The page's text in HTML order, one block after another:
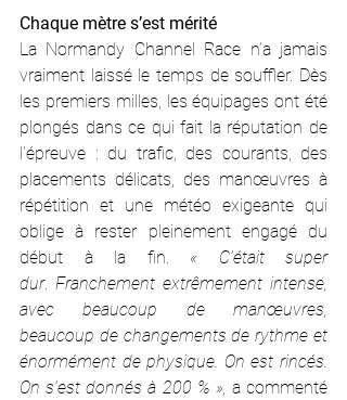
Chaque mètre s’est mérité
La Normandy Channel Race n’a jamais
vraiment laissé le temps de souffler. Dès
les premiers milles, les équipages ont été
plongés dans ce qui fait la réputation de
l’épreuve : du trafic, des courants, des
placements délicats, des manœuvres à
répétition et une météo exigeante qui
oblige à rester pleinement engagé du
début à la fin. « C’était super
dur. Franchement extrêmement intense,
avec beaucoup de manœuvres,
beaucoup de changements de rythme et
énormément de physique. On est rincés.
On s’est donnés à 200 % »,